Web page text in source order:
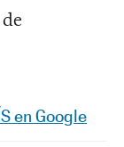
en Google